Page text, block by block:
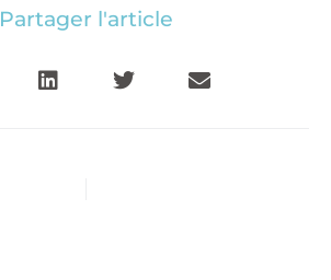
Partager l'article